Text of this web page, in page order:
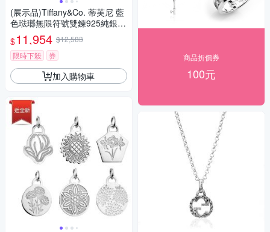
(展示品)Tiffany&Co. 蒂芙尼 藍
色琺瑯無限符號雙鍊925純銀手
鍊
$11,954 $12,583
限時下殺
券
加入購物車
商品折價券
100元